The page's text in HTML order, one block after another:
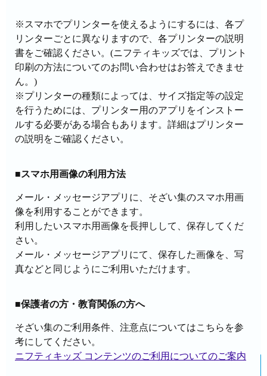
※スマホでプリンターを使えるようにするには、各プ
リンターごとに異なりますので、各プリンターの説明
書をご確認ください。(ニフティキッズでは、プリント
印刷の方法についてのお問い合わせはお答えできませ
ん。)
※プリンターの種類によっては、サイズ指定等の設定
を行うためには、プリンター用のアプリをインストー
ルする必要がある場合もあります。詳細はプリンター
の説明をご確認ください。
■スマホ用画像の利用方法
メール・メッセージアプリに、そざい集のスマホ用画
像を利用することができます。
利用したいスマホ用画像を長押しして、保存してくだ
さい。
メール・メッセージアプリにて、保存した画像を、写
真などと同じようにご利用いただけます。
■保護者の方・教育関係の方へ
そざい集のご利用条件、注意点についてはこちらを参
考にしてください。
ニフティキッズ コンテンツのご利用についてのご案内